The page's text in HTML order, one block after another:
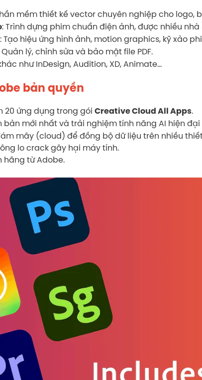
mềm thiết kế vector chuyên nghiệp cho logo,
: Trình dựng phim chuẩn điện ảnh, được nhiều
: Tạo hiệu ứng hình ảnh, motion graphics, kỹ xảo
Quản lý, chỉnh sửa và bảo mật file PDF.
như InDesign, Audition, XD, Animate…
bản quyền
20 ứng dụng trong gói Creative Cloud All Apps.
bản mới nhất và trải nghiệm tính năng AI hiện
mây (cloud) để đồng bộ dữ liệu trên nhiều
lo crack gây hại máy tính.
hãng từ Adobe.